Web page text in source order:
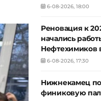
6-08-2026, 18:00
Реновация к
начались
Нефтехимиков
6-08-2026, 17:30
Нижнекамец
финиковую